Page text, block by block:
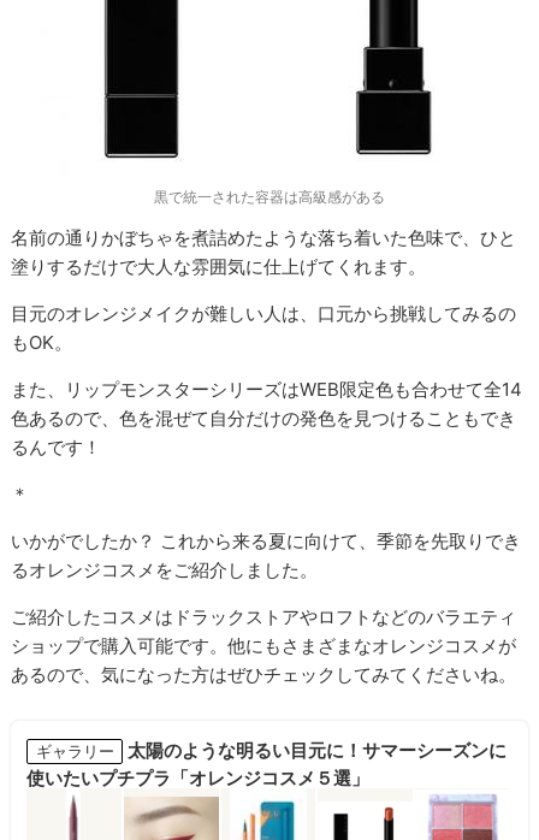
黒で統一された容器は高級感がある
名前の通りかぼちゃを煮詰めたような落ち着いた色味で、ひと
塗りするだけで大人な雰囲気に仕上げてくれます。
目元のオレンジメイクが難しい人は、口元から挑戦してみるの
もOK。
また、リップモンスターシリーズはWEB限定色も合わせて全14
色あるので、色を混ぜて自分だけの発色を見つけることもでき
るんです！
＊
いかがでしたか？ これから来る夏に向けて、季節を先取りでき
るオレンジコスメをご紹介しました。
ご紹介したコスメはドラックストアやロフトなどのバラエティ
ショップで購入可能です。他にもさまざまなオレンジコスメが
あるので、気になった方はぜひチェックしてみてくださいね。
ギャラリー
太陽のような明るい目元に！サマーシーズンに
使いたいプチプラ「オレンジコスメ５選」